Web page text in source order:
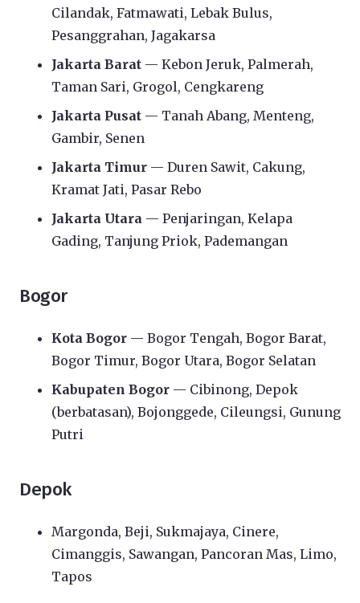
Cilandak, Fatmawati, Lebak Bulus,
Pesanggrahan, Jagakarsa
Jakarta Barat — Kebon Jeruk, Palmerah,
Taman Sari, Grogol, Cengkareng
Jakarta Pusat — Tanah Abang, Menteng,
Gambir, Senen
Jakarta Timur — Duren Sawit, Cakung,
Kramat Jati, Pasar Rebo
Jakarta Utara — Penjaringan, Kelapa
Gading, Tanjung Priok, Pademangan
Bogor
Kota Bogor — Bogor Tengah, Bogor Barat,
Bogor Timur, Bogor Utara, Bogor Selatan
Kabupaten Bogor — Cibinong, Depok
(berbatasan), Bojonggede, Cileungsi, Gunung
Putri
Depok
Margonda, Beji, Sukmajaya, Cinere,
Cimanggis, Sawangan, Pancoran Mas, Limo,
Tapos